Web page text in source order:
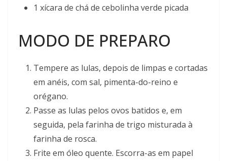
1 xícara de chá de cebolinha verde picada
MODO DE PREPARO
Tempere as lulas, depois de limpas e cortadas
em anéis, com sal, pimenta-do-reino e
orégano.
Passe as lulas pelos ovos batidos e, em
seguida, pela farinha de trigo misturada à
farinha de rosca.
Frite em óleo quente. Escorra-as em papel